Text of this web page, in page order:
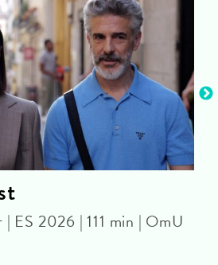
ES 2026 | 111 min | OmU